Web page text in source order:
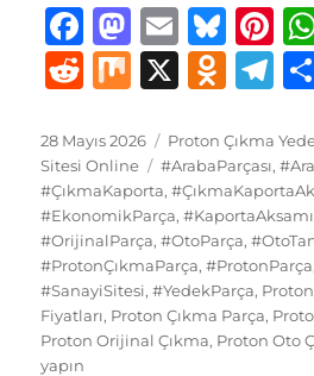
F
a
c
e
b
o
o
k
M
a
st
o
d
o
n
E
m
ai
l
B
lu
e
s
k
y
Pi
n
te
re
st
R
d
di
t
M X
O
n
o
kl
a
ss
ni
T
e
g
r
a
m
Yayın
tarihi
28 Mayıs 2026 Kategoriler
Proton Çıkma
Sitesi Online
Etiketler
#ArabaParçası,
#ÇıkmaKaporta,
#EkonomikParça,#KaportaAksamı
#OrijinalParça,#OtoParça,
#ProtonÇıkmaParça,#ProtonParça
#SanayiSitesi,#YedekParça,
Fiyatları, Proton Çıkma Parça,
Proton Orijinal Çıkma, Proton Oto
yapın